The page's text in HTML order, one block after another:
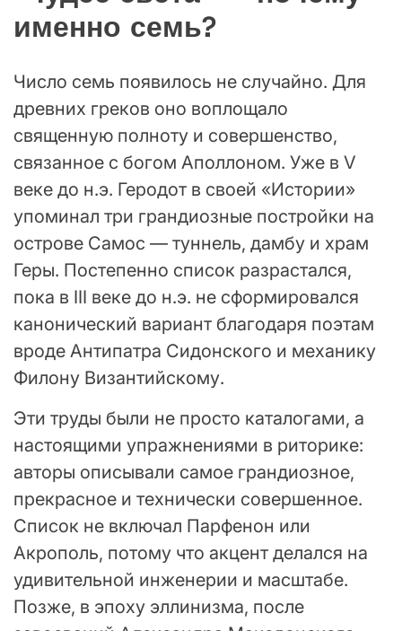
именно семь?
Число семь появилось не случайно. Для
древних греков оно воплощало
священную полноту и совершенство,
связанное с богом Аполлоном. Уже в V
веке до н.э. Геродот в своей «Истории»
упоминал три грандиозные постройки на
острове Самос — туннель, дамбу и храм
Геры. Постепенно список разрастался,
пока в III веке до н.э. не сформировался
канонический вариант благодаря поэтам
вроде Антипатра Сидонского и механику
Филону Византийскому.
Эти труды были не просто каталогами, а
настоящими упражнениями в риторике:
авторы описывали самое грандиозное,
прекрасное и технически совершенное.
Список не включал Парфенон или
Акрополь, потому что акцент делался на
удивительной инженерии и масштабе.
Позже, в эпоху эллинизма, после